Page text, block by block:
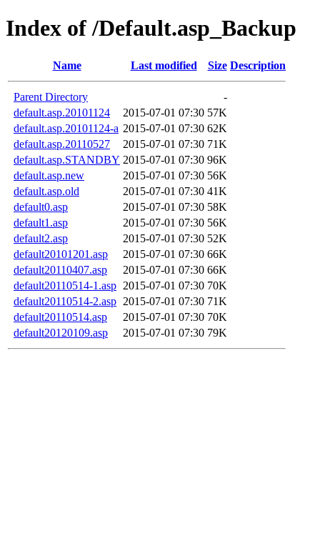
Index of /Default.asp_Backup
Name Last modified Size Description
Parent Directory
-
default.asp.20101124
2015-07-01 07:30 57K
default.asp.20101124-a 2015-07-01 07:30 62K
default.asp.20110527
2015-07-01 07:30 71K
default.asp.STANDBY 2015-07-01 07:30 96K
default.asp.new
2015-07-01 07:30 56K
default.asp.old
2015-07-01 07:30 41K
default0.asp
2015-07-01 07:30 58K
default1.asp
2015-07-01 07:30 56K
default2.asp
2015-07-01 07:30 52K
default20101201.asp
2015-07-01 07:30 66K
default20110407.asp
2015-07-01 07:30 66K
default20110514-1.asp 2015-07-01 07:30 70K
default20110514-2.asp 2015-07-01 07:30 71K
default20110514.asp
2015-07-01 07:30 70K
default20120109.asp
2015-07-01 07:30 79K